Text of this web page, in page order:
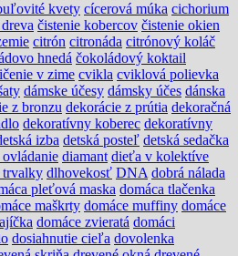
kvety cícerová múka cichorium
čistenie kobercov čistenie okien
citrón citronáda citrónový koláč
hnedá čokoládový koktail
v zime cvikla cviklová polievka
dámske účesy dámsky účes dánska
z bronzu dekorácie z prútia dekoračná
dekoratívny koberec dekoratívny
izba detská posteľ detská sedačka
diamant dieťa v kolektíve
trvalky dlhovekosť DNA dobrá nálada
pleťová maska domáca tlačenka
maškrty domáce muffiny domáce
domáce zvieratá domáci
dosiahnutie cieľa dovolenka